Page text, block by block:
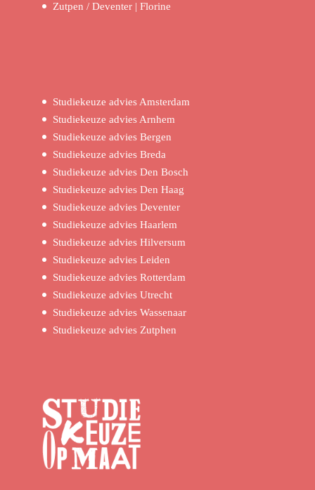
Zutpen / Deventer | Florine
Studiekeuze advies Amsterdam
Studiekeuze advies Arnhem
Studiekeuze advies Bergen
Studiekeuze advies Breda
Studiekeuze advies Den Bosch
Studiekeuze advies Den Haag
Studiekeuze advies Deventer
Studiekeuze advies Haarlem
Studiekeuze advies Hilversum
Studiekeuze advies Leiden
Studiekeuze advies Rotterdam
Studiekeuze advies Utrecht
Studiekeuze advies Wassenaar
Studiekeuze advies Zutphen